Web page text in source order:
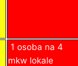
1 osoba na 4
mkw lokale